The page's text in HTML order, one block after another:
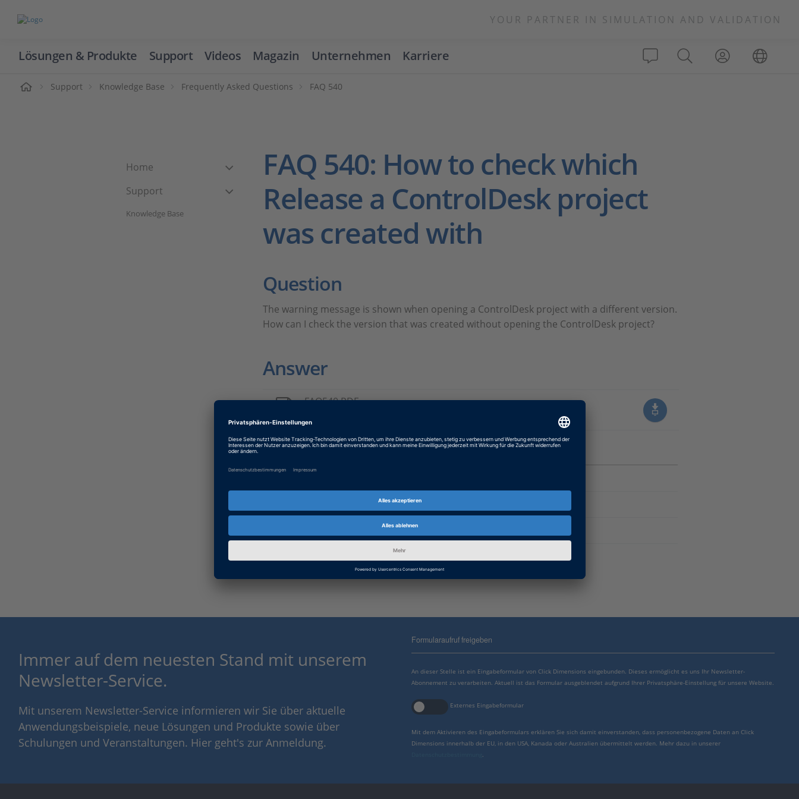
YOUR PARTNER IN SIMULATION AND VALIDATION
Lösungen & Produkte Support Videos Magazin Unternehmen Karriere
Support Knowledge Base Frequently Asked Questions FAQ 540
Home
Support
Knowledge Base
FAQ 540: How to check which
Release a ControlDesk project
was created with
Question
The warning message is shown when opening a ControlDesk project with a different version.
How can I check the version that was created without opening the ControlDesk project?
Answer
FAQ540.PDF
ControlDesk
FAQ (Häufig gestellte Fragen)
2024-A
Immer auf dem neuesten Stand mit unserem
Newsletter-Service.
Mit unserem Newsletter-Service informieren wir Sie über aktuelle
Anwendungsbeispiele, neue Lösungen und Produkte sowie über
Schulungen und Veranstaltungen. Hier geht's zur Anmeldung.
Formularaufruf freigeben
An dieser Stelle ist ein Eingabeformular von Click Dimensions eingebunden. Dieses ermöglicht es uns Ihr Newsletter-
Abonnement zu verarbeiten. Aktuell ist das Formular ausgeblendet aufgrund Ihrer Privatsphäre-Einstellung für unsere Website.
Externes Eingabeformular
Mit dem Aktivieren des Eingabeformulars erklären Sie sich damit einverstanden, dass personenbezogene Daten an Click
Dimensions innerhalb der EU, in den USA, Kanada oder Australien übermittelt werden. Mehr dazu in unserer